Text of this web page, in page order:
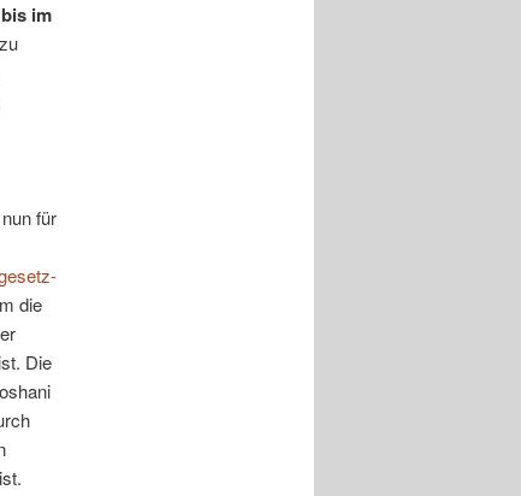
im
für
die
Die